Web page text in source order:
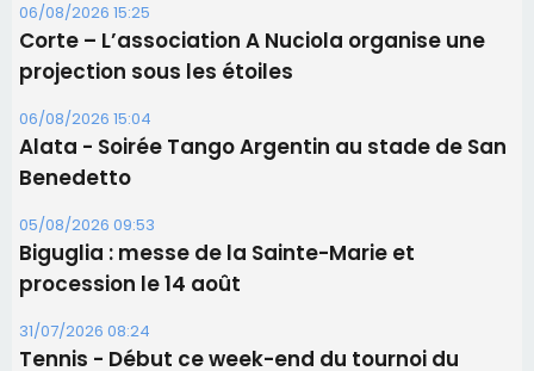
06/08/2026 15:25
Corte – L’association A Nuciola organise une
projection sous les étoiles
06/08/2026 15:04
Alata - Soirée Tango Argentin au stade de San
Benedetto
05/08/2026 09:53
Biguglia : messe de la Sainte-Marie et
procession le 14 août
31/07/2026 08:24
Tennis - Début ce week-end du tournoi du